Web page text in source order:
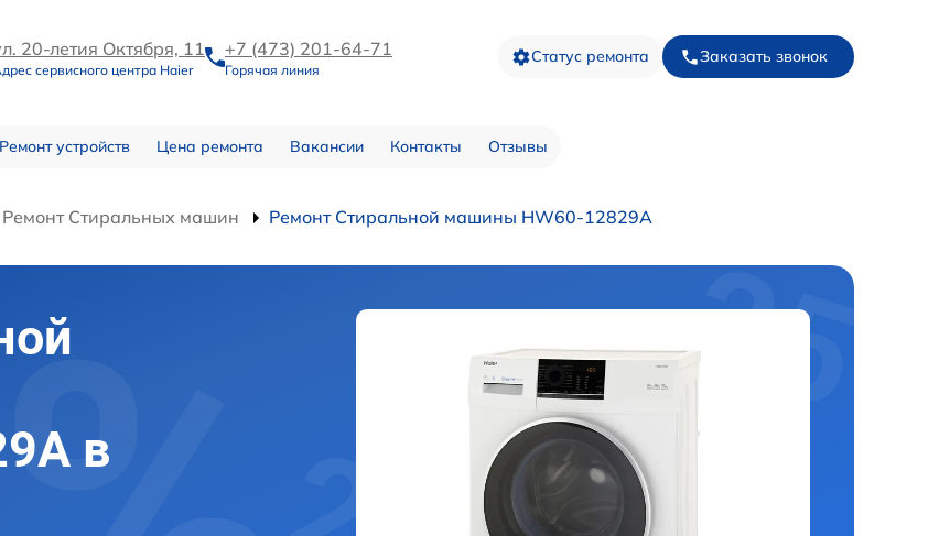
20-летия Октября, 11
сервисного центра Haier
+7 (473) 201-64-71
Горячая линия
Статус ремонта Заказать звонок
устройств Цена ремонта Вакансии Контакты Отзывы
Ремонт Стиральных машин Ремонт Стиральной машины HW60-12829A
в